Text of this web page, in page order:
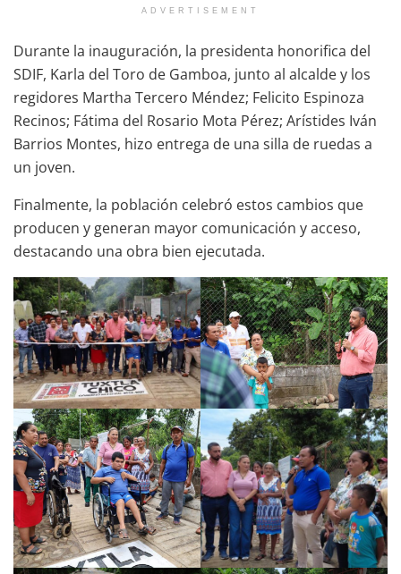
ADVERTISEMENT
Durante la inauguración, la presidenta honorifica del
SDIF, Karla del Toro de Gamboa, junto al alcalde y los
regidores Martha Tercero Méndez; Felicito Espinoza
Recinos; Fátima del Rosario Mota Pérez; Arístides Iván
Barrios Montes, hizo entrega de una silla de ruedas a
un joven.
Finalmente, la población celebró estos cambios que
producen y generan mayor comunicación y acceso,
destacando una obra bien ejecutada.